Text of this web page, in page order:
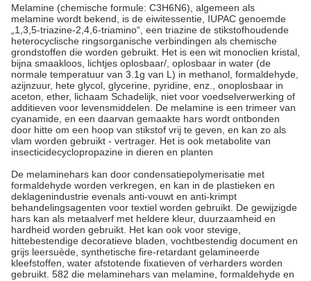
Melamine (chemische formule: C3H6N6), algemeen als
melamine wordt bekend, is de eiwitessentie, IUPAC genoemde
„1,3,5-triazine-2,4,6-triamino“, een triazine de stikstofhoudende
heterocyclische ringsorganische verbindingen als chemische
grondstoffen die worden gebruikt. Het is een wit monoclien kristal,
bijna smaakloos, lichtjes oplosbaar/, oplosbaar in water (de
normale temperatuur van 3.1g van L) in methanol, formaldehyde,
azijnzuur, hete glycol, glycerine, pyridine, enz., onoplosbaar in
aceton, ether, lichaam Schadelijk, niet voor voedselverwerking of
additieven voor levensmiddelen. De melamine is een trimeer van
cyanamide, en een daarvan gemaakte hars wordt ontbonden
door hitte om een hoop van stikstof vrij te geven, en kan zo als
vlam worden gebruikt - vertrager. Het is ook metabolite van
insecticidecyclopropazine in dieren en planten
De melaminehars kan door condensatiepolymerisatie met
formaldehyde worden verkregen, en kan in de plastieken en
deklagenindustrie evenals anti-vouwt en anti-krimpt
behandelingsagenten voor textiel worden gebruikt. De gewijzigde
hars kan als metaalverf met heldere kleur, duurzaamheid en
hardheid worden gebruikt. Het kan ook voor stevige,
hittebestendige decoratieve bladen, vochtbestendig document en
grijs leersuède, synthetische fire-retardant gelamineerde
kleefstoffen, water afstotende fixatieven of verharders worden
gebruikt. 582 die melaminehars van melamine, formaldehyde en